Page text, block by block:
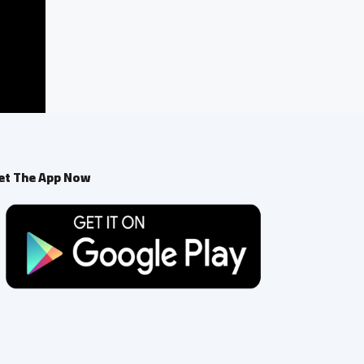
The App Now